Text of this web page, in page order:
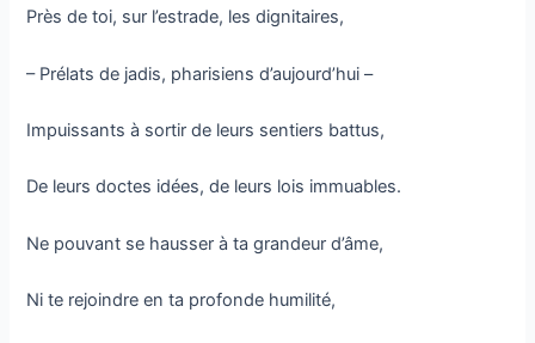
Près de toi, sur l’estrade, les dignitaires,
– Prélats de jadis, pharisiens d’aujourd’hui –
Impuissants à sortir de leurs sentiers battus,
De leurs doctes idées, de leurs lois immuables.
Ne pouvant se hausser à ta grandeur d’âme,
Ni te rejoindre en ta profonde humilité,